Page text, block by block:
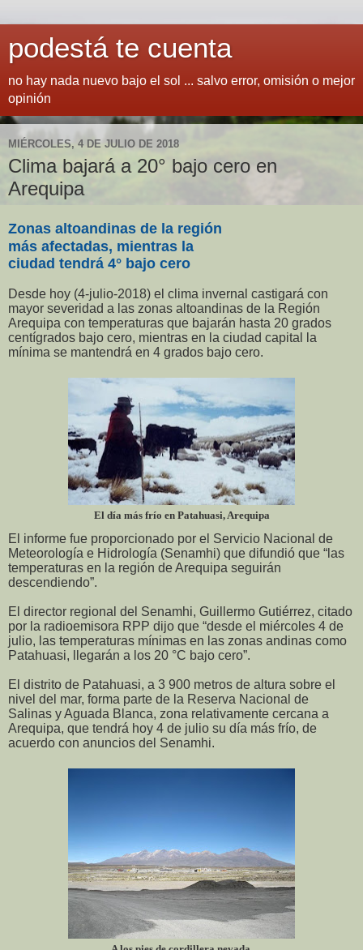
podestá te cuenta
no hay nada nuevo bajo el sol ... salvo error, omisión o mejor
opinión
MIÉRCOLES, 4 DE JULIO DE 2018
Clima bajará a 20° bajo cero en
Arequipa
Zonas altoandinas de la región
más afectadas, mientras la
ciudad tendrá 4° bajo cero
Desde hoy (4-julio-2018) el clima invernal castigará con
mayor severidad a las zonas altoandinas de la Región
Arequipa con temperaturas que bajarán hasta 20 grados
centígrados bajo cero, mientras en la ciudad capital la
mínima se mantendrá en 4 grados bajo cero.
El día más frío en Patahuasi, Arequipa
El informe fue proporcionado por el Servicio Nacional de
Meteorología e Hidrología (Senamhi) que difundió que “las
temperaturas en la región de Arequipa seguirán
descendiendo”.
El director regional del Senamhi, Guillermo Gutiérrez, citado
por la radioemisora RPP dijo que “desde el miércoles 4 de
julio, las temperaturas mínimas en las zonas andinas como
Patahuasi, llegarán a los 20 °C bajo cero”.
El distrito de Patahuasi, a 3 900 metros de altura sobre el
nivel del mar, forma parte de la Reserva Nacional de
Salinas y Aguada Blanca, zona relativamente cercana a
Arequipa, que tendrá hoy 4 de julio su día más frío, de
acuerdo con anuncios del Senamhi.